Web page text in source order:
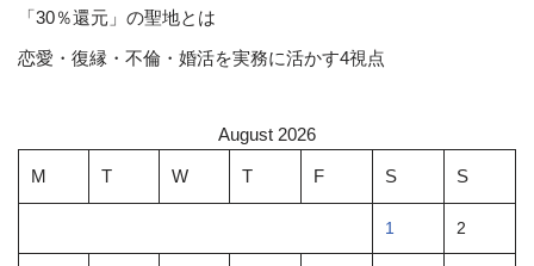
「30％還元」の聖地とは
恋愛・復縁・不倫・婚活を実務に活かす4視点
August 2026
M T W T F S S
1 2